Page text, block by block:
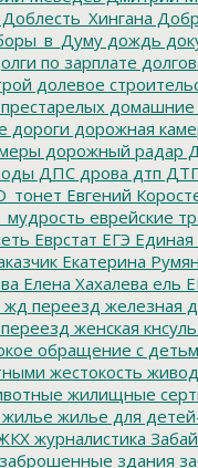
Доблесть_Хингана
дождь
по зарплате
долевое
дороги дорожная
дорожный радар
ДПС дрова дтп
Евгений
еврейские
Еврстат ЕГЭ Единая
Екатерина
Елена Хахалева ель
жд переезд железная
женская
обращение с
жестокость
жилищные
жилье жилье для
журналистика
заброшенные здания